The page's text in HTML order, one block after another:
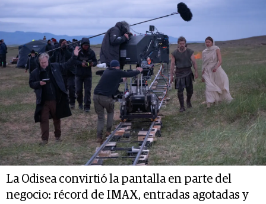
La Odisea convirtió la pantalla en parte del
negocio: récord de IMAX, entradas agotadas y